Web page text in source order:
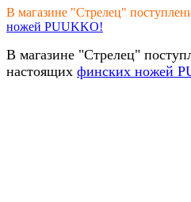
В магазине "Стрелец"
ножей PUUKKO!
В магазине "Стрелец"
настоящих финских ножей